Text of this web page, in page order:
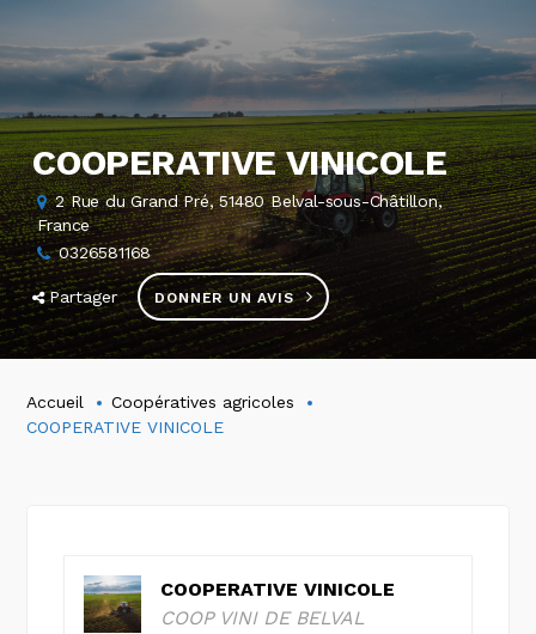
COOPERATIVE VINICOLE
2 Rue du Grand Pré, 51480 Belval-sous-Châtillon,
France
0326581168
Partager DONNER UN AVIS
Accueil
Coopératives agricoles
COOPERATIVE VINICOLE
COOPERATIVE VINICOLE
COOP VINI DE BELVAL